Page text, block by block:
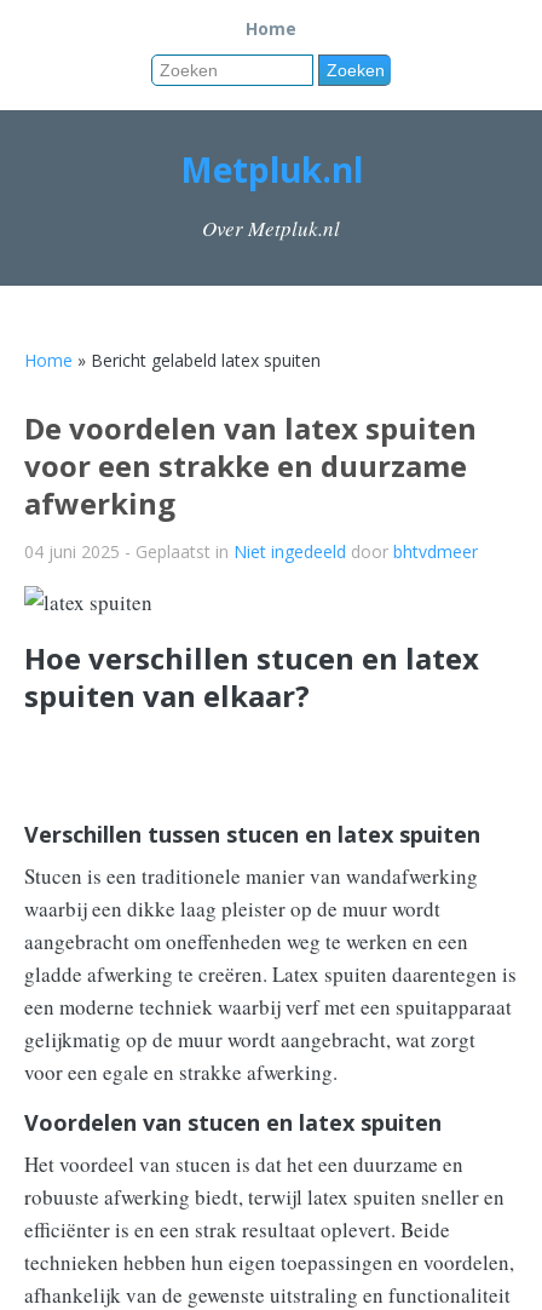
Home
Metpluk.nl
Over Metpluk.nl
Home » Bericht gelabeld latex spuiten
De voordelen van latex spuiten
voor een strakke en duurzame
afwerking
04 juni 2025 - Geplaatst in Niet ingedeeld door bhtvdmeer
Hoe verschillen stucen en latex
spuiten van elkaar?
Verschillen tussen stucen en latex spuiten
Stucen is een traditionele manier van wandafwerking
waarbij een dikke laag pleister op de muur wordt
aangebracht om oneffenheden weg te werken en een
gladde afwerking te creëren. Latex spuiten daarentegen is
een moderne techniek waarbij verf met een spuitapparaat
gelijkmatig op de muur wordt aangebracht, wat zorgt
voor een egale en strakke afwerking.
Voordelen van stucen en latex spuiten
Het voordeel van stucen is dat het een duurzame en
robuuste afwerking biedt, terwijl latex spuiten sneller en
efficiënter is en een strak resultaat oplevert. Beide
technieken hebben hun eigen toepassingen en voordelen,
afhankelijk van de gewenste uitstraling en functionaliteit